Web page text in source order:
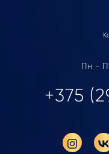
Пн -
+375